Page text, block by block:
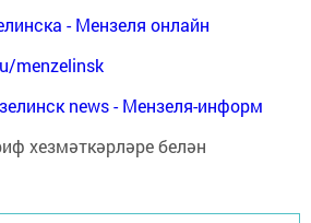
- Мензеля онлайн
menzelinsk
news - Мензеля-информ